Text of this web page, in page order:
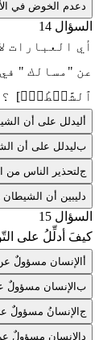
عدم الخوض في
السؤال 14
أي العبارات
عن "مسالك "
ٱلشَّيۡطَٰنِۚ] ؟
ليدلل على أن
بليدلل على أن
جلتحذير الناس من
ليبين أن الشيطان
السؤال 15
كيفَ أدلِّلُ على
الإنسان مسؤولٌ
بالإنسان مسؤولٌ
جالإنسانُ مسؤولٌ
الإنسان مسؤولٌ